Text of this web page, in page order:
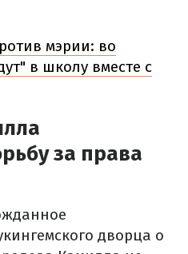
мэрии: во
в школу вместе с
за права
дворца о